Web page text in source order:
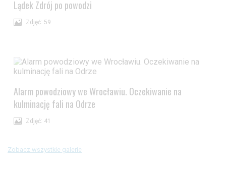
Lądek Zdrój po powodzi
Zdjęć: 59
Alarm powodziowy we Wrocławiu. Oczekiwanie na
kulminację fali na Odrze
Zdjęć: 41
Zobacz wszystkie galerie